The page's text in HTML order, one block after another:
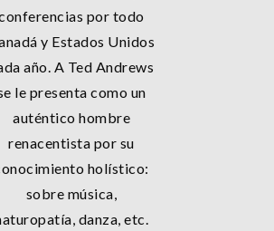
por todo
y Estados Unidos
año. A Ted Andrews
le presenta como un
auténtico hombre
renacentista por su
holístico:
sobre música,
danza, etc.